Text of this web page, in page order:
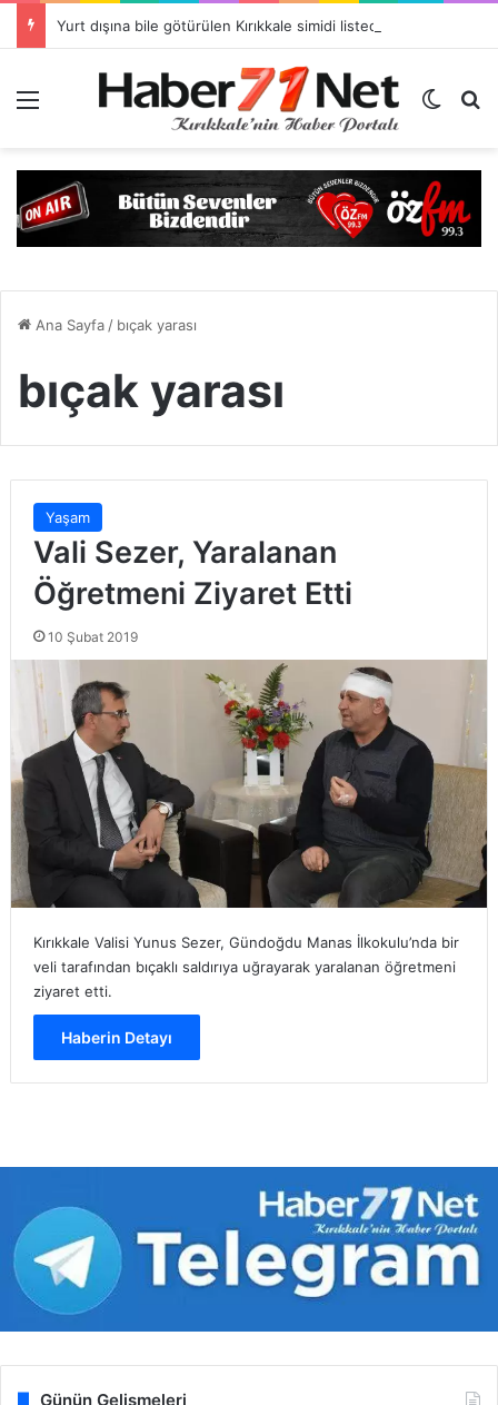
Dış
Ana Sayfa/ bıçak yarası
bıçak yarası
Yaşam
Vali Sezer, Yaralanan
Öğretmeni Ziyaret Etti
10 Şubat 2019
Kırıkkale Valisi Yunus Sezer, Gündoğdu Manas İlkokulu’nda bir
veli tarafından bıçaklı saldırıya uğrayarak yaralanan öğretmeni
ziyaret etti.
Haberin Detayı
Günün Gelişmeleri